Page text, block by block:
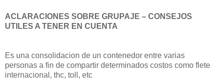
ACLARACIONES SOBRE GRUPAJE – CONSEJOS
UTILES A TENER EN CUENTA
Es una consolidacion de un contenedor entre varias
personas a fin de compartir determinados costos como flete
internacional, thc, toll, etc